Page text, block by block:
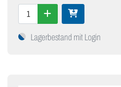
Lagerbestand mit Login